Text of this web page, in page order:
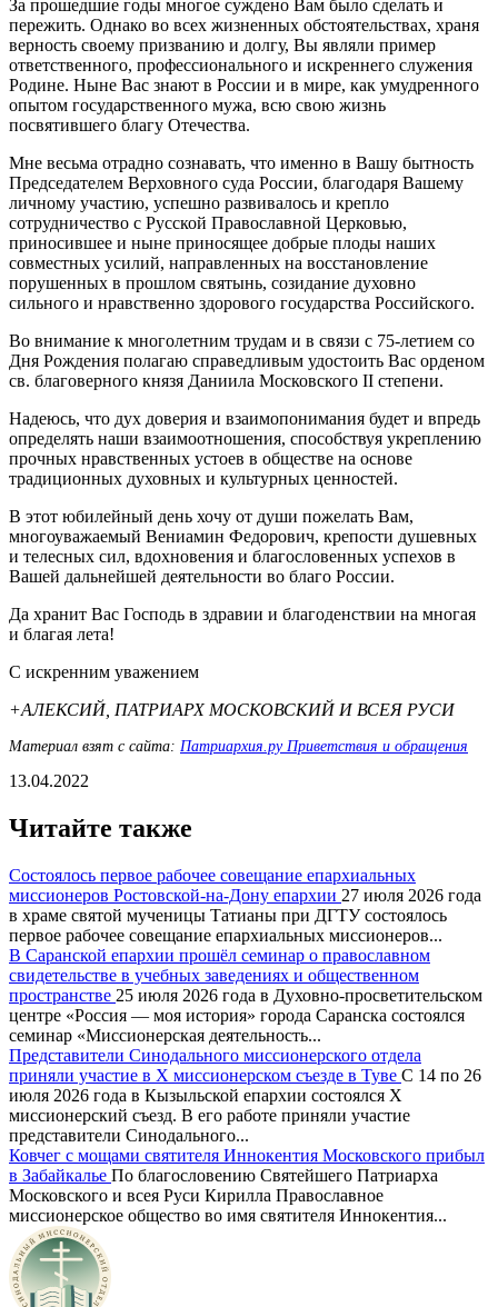
За прошедшие годы многое суждено Вам было сделать и
пережить. Однако во всех жизненных обстоятельствах, храня
верность своему призванию и долгу, Вы являли пример
ответственного, профессионального и искреннего служения
Родине. Ныне Вас знают в России и в мире, как умудренного
опытом государственного мужа, всю свою жизнь
посвятившего благу Отечества.
Мне весьма отрадно сознавать, что именно в Вашу бытность
Председателем Верховного суда России, благодаря Вашему
личному участию, успешно развивалось и крепло
сотрудничество с Русской Православной Церковью,
приносившее и ныне приносящее добрые плоды наших
совместных усилий, направленных на восстановление
порушенных в прошлом святынь, созидание духовно
сильного и нравственно здорового государства Российского.
Во внимание к многолетним трудам и в связи с 75-летием со
Дня Рождения полагаю справедливым удостоить Вас орденом
св. благоверного князя Даниила Московского II степени.
Надеюсь, что дух доверия и взаимопонимания будет и впредь
определять наши взаимоотношения, способствуя укреплению
прочных нравственных устоев в обществе на основе
традиционных духовных и культурных ценностей.
В этот юбилейный день хочу от души пожелать Вам,
многоуважаемый Вениамин Федорович, крепости душевных
и телесных сил, вдохновения и благословенных успехов в
Вашей дальнейшей деятельности во благо России.
Да хранит Вас Господь в здравии и благоденствии на многая
и благая лета!
С искренним уважением
+АЛЕКСИЙ, ПАТРИАРХ МОСКОВСКИЙ И ВСЕЯ РУСИ
Материал взят с сайта: Патриархия.ру Приветствия и обращения
13.04.2022
Читайте также
Состоялось первое рабочее совещание епархиальных
миссионеров Ростовской-на-Дону епархии 27 июля 2026 года
в храме святой мученицы Татианы при ДГТУ состоялось
первое рабочее совещание епархиальных миссионеров...
В Саранской епархии прошёл семинар о православном
свидетельстве в учебных заведениях и общественном
пространстве 25 июля 2026 года в Духовно-просветительском
центре «Россия — моя история» города Саранска состоялся
семинар «Миссионерская деятельность...
Представители Синодального миссионерского отдела
приняли участие в X миссионерском съезде в Туве С 14 по 26
июля 2026 года в Кызыльской епархии состоялся X
миссионерский съезд. В его работе приняли участие
представители Синодального...
Ковчег с мощами святителя Иннокентия Московского прибыл
в Забайкалье По благословению Святейшего Патриарха
Московского и всея Руси Кирилла Православное
миссионерское общество во имя святителя Иннокентия...